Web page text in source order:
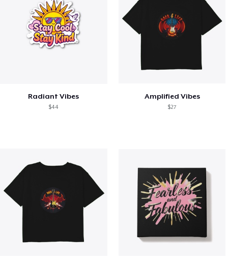
Radiant Vibes
$44
Amplified Vibes
$27